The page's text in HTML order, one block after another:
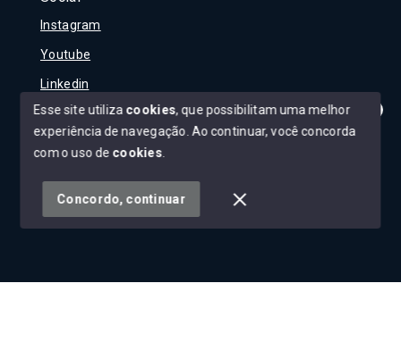
Olá! Tudo bem?
Instagram
Youtube
Linkedin
© Copyright 2026 - Carla Rojane - Todos os direitos
SITE PARA IMOBILIARIA
Esse site utiliza cookies, que possibilitam uma melhor
experiência de navegação. Ao continuar, você concorda
com o uso de cookies
Concordo, continuar